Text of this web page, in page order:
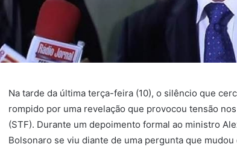
Na tarde da última terça-feira (10), o silêncio que
rompido por uma revelação que provocou tensão
(STF). Durante um depoimento formal ao ministro
Bolsonaro se viu diante de uma pergunta que